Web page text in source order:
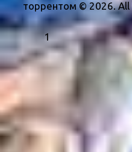
торрентом © 2026. All
1